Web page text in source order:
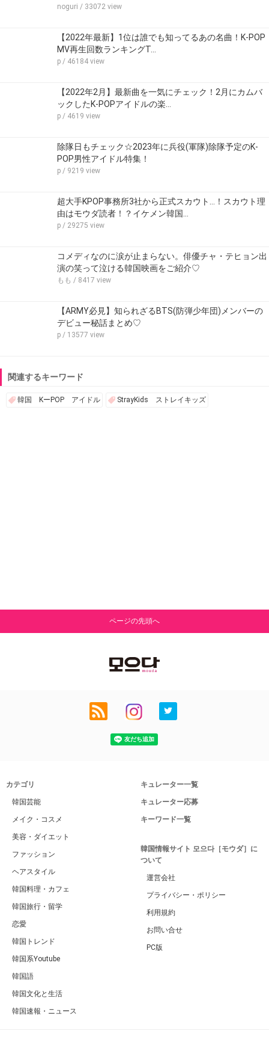
noguri / 33072 view
【2022年最新】1位は誰でも知ってるあの名曲！K-POP
MV再生回数ランキングT…
p / 46184 view
【2022年2月】最新曲を一気にチェック！2月にカムバ
ックしたK-POPアイドルの楽…
p / 4619 view
除隊日もチェック☆2023年に兵役(軍隊)除隊予定のK-
POP男性アイドル特集！
p / 9219 view
超大手KPOP事務所3社から正式スカウト…！スカウト理
由はモウダ読者！？イケメン韓国…
p / 29275 view
コメディなのに涙が止まらない。俳優チャ・テヒョン出
演の笑って泣ける韓国映画をご紹介♡
もも / 8417 view
【ARMY必見】知られざるBTS(防弾少年団)メンバーの
デビュー秘話まとめ♡
p / 13577 view
関連するキーワード
韓国 KーPOP アイドル StrayKids ストレイキッズ
ページの先頭へ
カテゴリ
韓国芸能
メイク・コスメ
美容・ダイエット
ファッション
ヘアスタイル
韓国料理・カフェ
韓国旅行・留学
恋愛
韓国トレンド
韓国系Youtube
韓国語
韓国文化と生活
韓国速報・ニュース
キュレーター一覧
キュレーター応募
キーワード一覧
韓国情報サイト 모으다［モウダ］に
ついて
運営会社
プライバシー・ポリシー
利用規約
お問い合せ
PC版